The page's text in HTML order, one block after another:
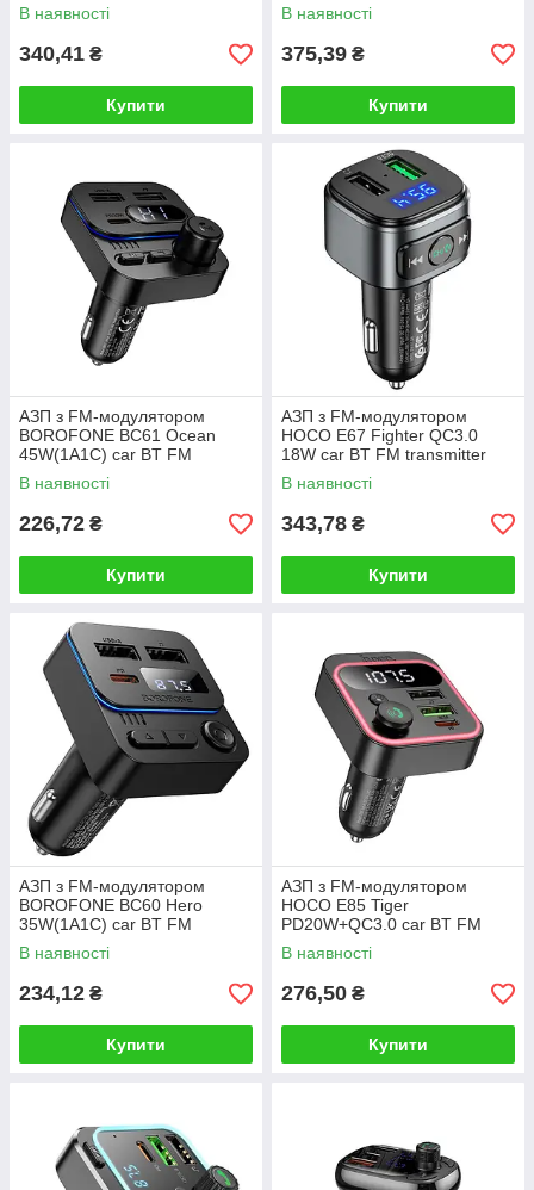
В наявності
340,41 ₴
Купити
В наявності
375,39 ₴
Купити
АЗП з FM-модулятором
BOROFONE BC61 Ocean
45W(1A1C) car BT FM
transmitter Black
В наявності
226,72 ₴
Купити
АЗП з FM-модулятором
HOCO E67 Fighter QC3.0
18W car BT FM transmitter
Black
В наявності
343,78 ₴
Купити
АЗП з FM-модулятором
BOROFONE BC60 Hero
35W(1A1C) car BT FM
transmitter Black
В наявності
234,12 ₴
Купити
АЗП з FM-модулятором
HOCO E85 Tiger
PD20W+QC3.0 car BT FM
transmitter Black
В наявності
276,50 ₴
Купити